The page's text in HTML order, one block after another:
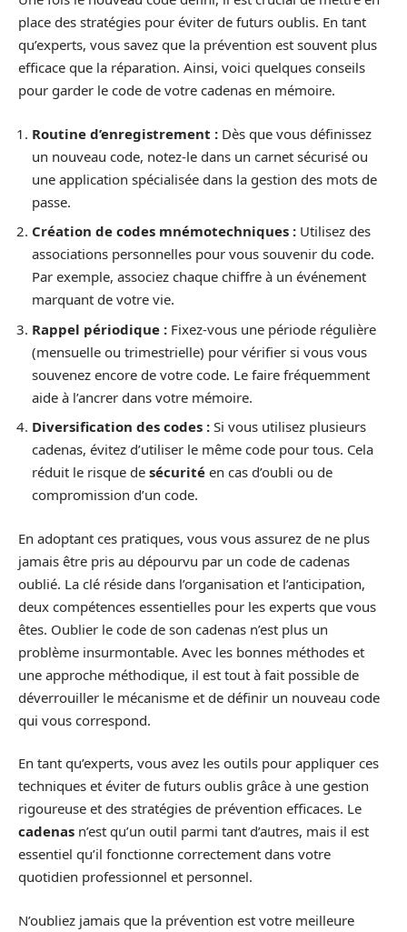
place des stratégies pour éviter de futurs oublis. En tant
qu’experts, vous savez que la prévention est souvent plus
efficace que la réparation. Ainsi, voici quelques conseils
pour garder le code de votre cadenas en mémoire.
Routine d’enregistrement : Dès que vous définissez
un nouveau code, notez-le dans un carnet sécurisé ou
une application spécialisée dans la gestion des mots de
passe.
Création de codes mnémotechniques : Utilisez des
associations personnelles pour vous souvenir du code.
Par exemple, associez chaque chiffre à un événement
marquant de votre vie.
Rappel périodique : Fixez-vous une période régulière
(mensuelle ou trimestrielle) pour vérifier si vous vous
souvenez encore de votre code. Le faire fréquemment
aide à l’ancrer dans votre mémoire.
Diversification des codes : Si vous utilisez plusieurs
cadenas, évitez d’utiliser le même code pour tous. Cela
réduit le risque de sécurité en cas d’oubli ou de
compromission d’un code.
En adoptant ces pratiques, vous vous assurez de ne plus
jamais être pris au dépourvu par un code de cadenas
oublié. La clé réside dans l’organisation et l’anticipation,
deux compétences essentielles pour les experts que vous
êtes. Oublier le code de son cadenas n’est plus un
problème insurmontable. Avec les bonnes méthodes et
une approche méthodique, il est tout à fait possible de
déverrouiller le mécanisme et de définir un nouveau code
qui vous correspond.
En tant qu’experts, vous avez les outils pour appliquer ces
techniques et éviter de futurs oublis grâce à une gestion
rigoureuse et des stratégies de prévention efficaces. Le
cadenas n’est qu’un outil parmi tant d’autres, mais il est
essentiel qu’il fonctionne correctement dans votre
quotidien professionnel et personnel.
N’oubliez jamais que la prévention est votre meilleure